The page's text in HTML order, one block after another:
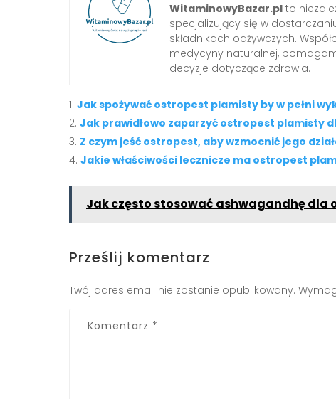
WitaminowyBazar.pl to
specjalizujący się w
składnikach odżywczych.
medycyny naturalnej,
decyzje dotyczące zdrowia.
Jak spożywać ostropest plamisty by w pełni
Jak prawidłowo zaparzyć ostropest plamisty
Z czym jeść ostropest, aby wzmocnić jego
Jakie właściwości lecznicze ma ostropest
Jak często stosować ashwagandhę dla
Prześlij komentarz
Twój adres email nie zostanie opublikowany.